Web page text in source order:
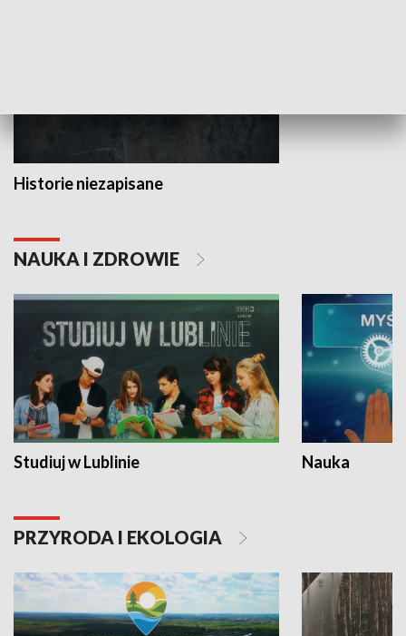
Historie niezapisane
NAUKA I ZDROWIE
Studiuj w Lublinie Nauka
PRZYRODA I EKOLOGIA